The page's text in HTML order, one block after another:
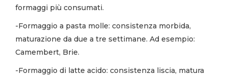
formaggi più consumati.
-Formaggio a pasta molle: consistenza morbida,
maturazione da due a tre settimane. Ad esempio:
Camembert, Brie.
-Formaggio di latte acido: consistenza liscia, matura